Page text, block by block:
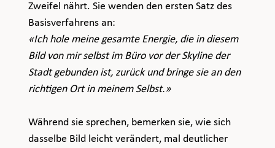
Zweifel nährt. Sie wenden den ersten Satz des
Basisverfahrens an:
«Ich hole meine gesamte Energie, die in diesem
Bild von mir selbst im Büro vor der Skyline der
Stadt gebunden ist, zurück und bringe sie an den
richtigen Ort in meinem Selbst.»
Während sie sprechen, bemerken sie, wie sich
dasselbe Bild leicht verändert, mal deutlicher